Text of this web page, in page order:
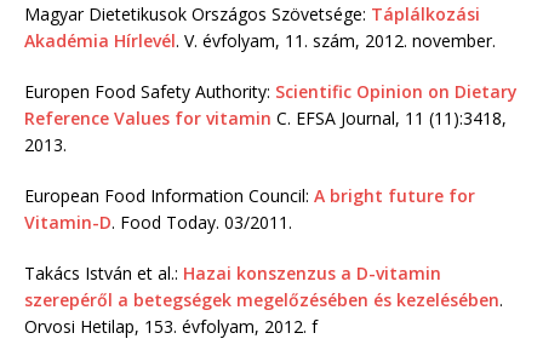
Magyar Dietetikusok Országos Szövetsége: Táplálkozási
Akadémia Hírlevél. V. évfolyam, 11. szám, 2012. november.
Europen Food Safety Authority: Scientific Opinion on Dietary
Reference Values for vitamin C. EFSA Journal, 11 (11):3418,
2013.
European Food Information Council: A bright future for
Vitamin-D. Food Today. 03/2011.
Takács István et al.: Hazai konszenzus a D-vitamin
szerepéről a betegségek megelőzésében és kezelésében.
Orvosi Hetilap, 153. évfolyam, 2012. f